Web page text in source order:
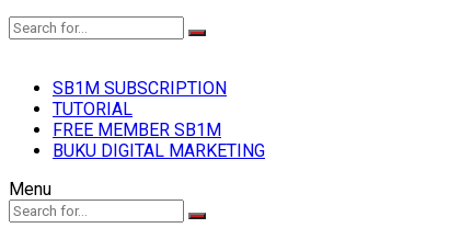
SB1M SUBSCRIPTION
TUTORIAL
FREE MEMBER SB1M
BUKU DIGITAL MARKETING
Menu